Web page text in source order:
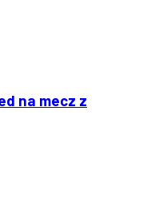
na mecz z